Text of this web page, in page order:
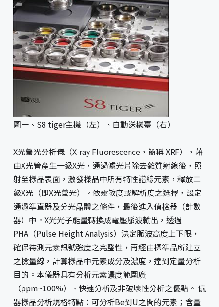
圖一、S8 tiger主機（左）、自動送樣臺（右）
X光螢光分析儀（X-ray Fluorescence，簡稱 XRF），藉
由X光管產生一級X光，通過濾光片除去雜質射線後，照
射至樣品表面，激發樣品中所有特性譜線元素，釋放二
級X光（即X光螢光）。依靈敏度或解析度之選擇，設定
通過準直器及分光晶體之條件，最後進入偵檢器（計數
器）中。X光光子能量轉換成電壓脈波輸出，透過
PHA（Pulse Height Analysis）決定脈波高度上下限，
確保待測元素訊號強度之完整性，再經由標準品所建立
之檢量線，計算樣品中元素成分及濃度，達到定量分析
目的。本儀器具有分析元素濃度範圍廣
（ppm~100%）、快速分析及非破壞性分析之優點。 儀
器樣品分析規格特點：可分析Be到U之間的元素；含量